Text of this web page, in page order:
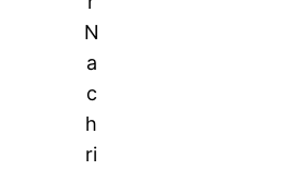
N
a
c
h
ri